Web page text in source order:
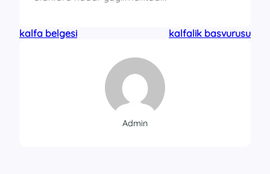
kalfa belgesi kalfalik basvurusu
Admin